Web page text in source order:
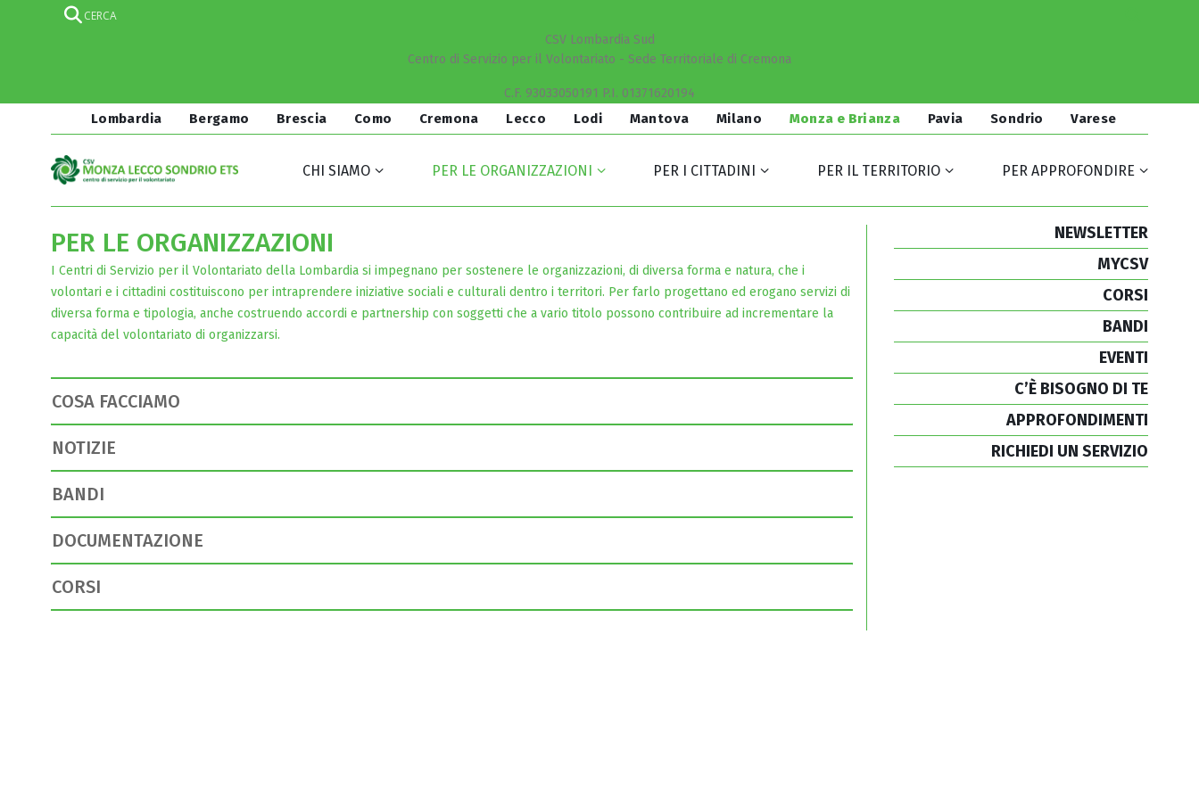
CSV Lombardia Sud
Centro di Servizio per il Volontariato - Sede Territoriale di Cremona
C.F. 93033050191 P.I. 01371620194
Lombardia Bergamo Brescia Como Cremona Lecco Lodi Mantova Milano Monza e Brianza Pavia Sondrio Varese
CHI SIAMO PER LE ORGANIZZAZIONI PER I CITTADINI PER IL TERRITORIO PER APPROFONDIRE
PER LE ORGANIZZAZIONI
I Centri di Servizio per il Volontariato della Lombardia si impegnano per sostenere le organizzazioni, di diversa forma e natura, che i
volontari e i cittadini costituiscono per intraprendere iniziative sociali e culturali dentro i territori. Per farlo progettano ed erogano servizi di
diversa forma e tipologia, anche costruendo accordi e partnership con soggetti che a vario titolo possono contribuire ad incrementare la
capacità del volontariato di organizzarsi.
COSA FACCIAMO
NOTIZIE
BANDI
DOCUMENTAZIONE
CORSI
NEWSLETTER
MYCSV
CORSI
BANDI
EVENTI
C’È BISOGNO DI TE
APPROFONDIMENTI
RICHIEDI UN SERVIZIO